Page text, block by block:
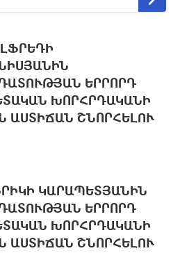
ԵՐՐՈՐԴ
ԽՈՐՀՐԴԱԿԱՆԻ
ԱՍՏԻՃԱՆ ՇՆՈՐՀԵԼՈՒ
ԿԱՐԱՊԵՏՅԱՆԻՆ
ԵՐՐՈՐԴ
ԽՈՐՀՐԴԱԿԱՆԻ
ԱՍՏԻՃԱՆ ՇՆՈՐՀԵԼՈՒ